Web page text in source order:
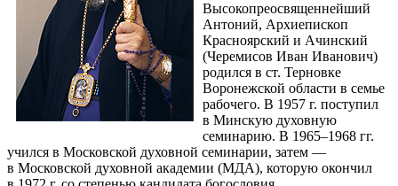
Высокопреосвященнейший
Антоний, Архиепископ
Красноярский и Ачинский
(Черемисов Иван Иванович)
родился в ст. Терновке
Воронежской области в семье
рабочего. В 1957 г. поступил
в Минскую духовную
семинарию. В 1965–1968 гг.
учился в Московской духовной семинарии, затем —
в Московской духовной академии (МДА), которую окончил